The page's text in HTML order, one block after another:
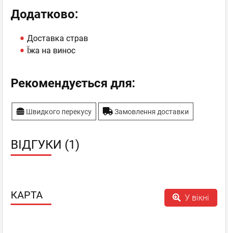
Додатково:
Доставка страв
Їжа на винос
Рекомендується для:
Швидкого перекусу Замовлення доставки
ВІДГУКИ (1)
КАРТА У вікні